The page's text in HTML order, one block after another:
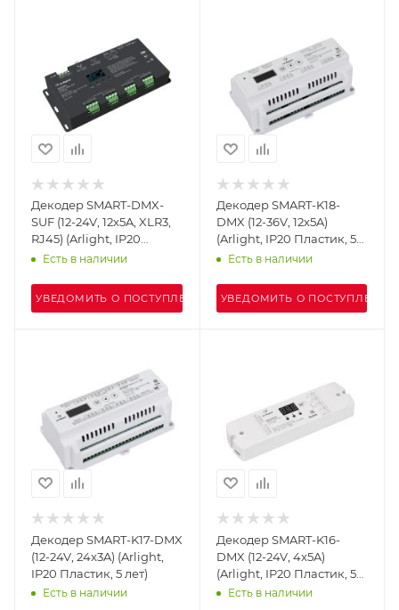
Декодер SMART-DMX-
SUF (12-24V, 12x5A, XLR3,
RJ45) (Arlight, IP20
Металл, 5 лет)
Есть в наличии
УВЕДОМИТЬ О ПОСТУПЛЕНИИ
Декодер SMART-K18-
DMX (12-36V, 12x5A)
(Arlight, IP20 Пластик, 5
лет)Есть в наличии
УВЕДОМИТЬ О ПОСТУПЛЕНИИ
Декодер SMART-K17-DMX
(12-24V, 24x3A) (Arlight,
IP20 Пластик, 5 лет)
Есть в наличии
Декодер SMART-K16-
DMX (12-24V, 4x5A)
(Arlight, IP20 Пластик, 5
лет)Есть в наличии